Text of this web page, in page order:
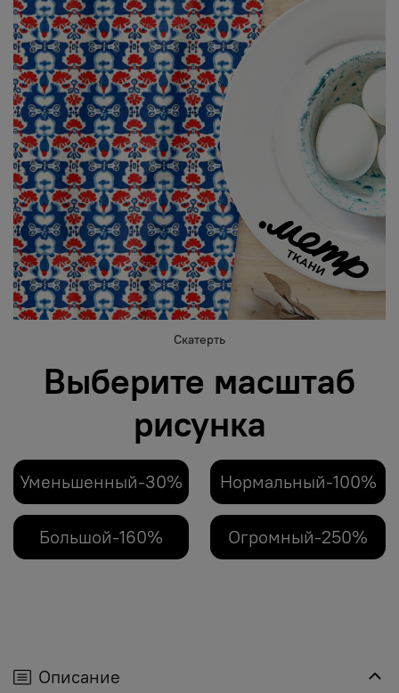
Скатерть
Выберите масштаб
рисунка
Уменьшенный-30% Нормальный-100%
Большой-160% Огромный-250%
Описание